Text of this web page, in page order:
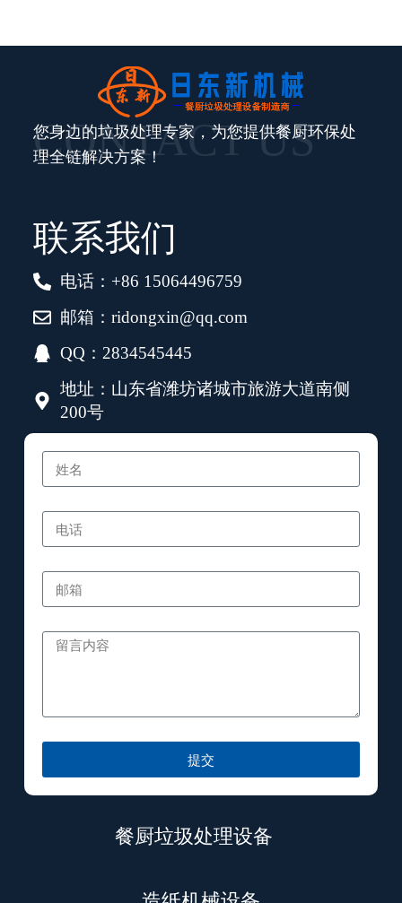
CONTACT US
您身边的垃圾处理专家，为您提供餐厨环保处
理全链解决方案！
联系我们
电话：+86 15064496759
邮箱：ridongxin@qq.com
QQ：2834545445
地址：山东省潍坊诸城市旅游大道南侧
200号
提交
餐厨垃圾处理设备